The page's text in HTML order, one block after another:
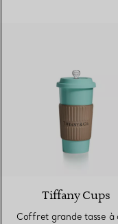
Tiffany Cups
Coffret grande tasse à